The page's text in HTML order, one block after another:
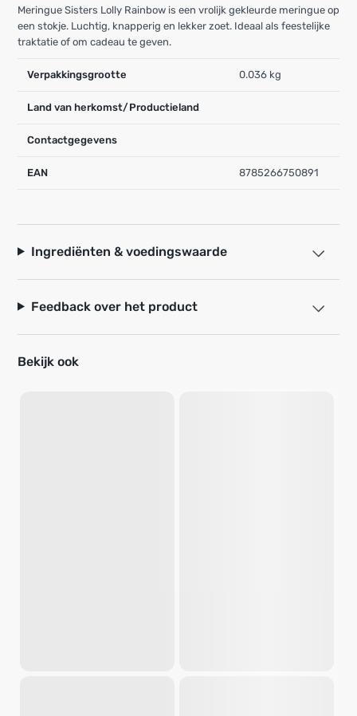
Meringue Sisters Lolly Rainbow is een vrolijk gekleurde meringue op
een stokje. Luchtig, knapperig en lekker zoet. Ideaal als feestelijke
traktatie of om cadeau te geven.
Verpakkingsgrootte 0.036 kg
Land van herkomst/Productieland
Contactgegevens
EAN 8785266750891
Ingrediënten & voedingswaarde
Feedback over het product
Bekijk ook